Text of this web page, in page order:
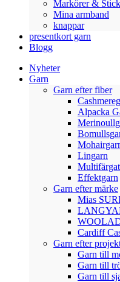
Markörer &
Mina armband
knappar
presentkort garn
Blogg
Nyheter
Garn
Garn efter fiber
Alpacka
Lingarn
Effektgarn
Garn efter märke
Mias
Cardiff
Garn efter
Garn till
Garn till
Garn till